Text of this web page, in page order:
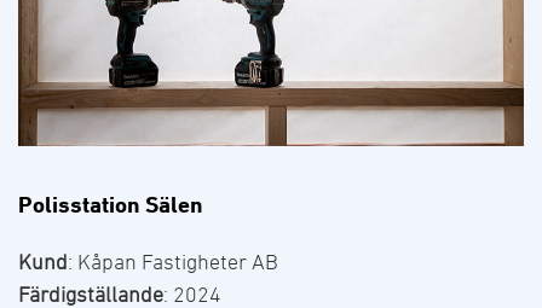
Polisstation Sälen
Kund: Kåpan Fastigheter AB
Färdigställande: 2024